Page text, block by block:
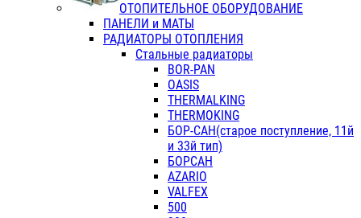
ОТОПИТЕЛЬНОЕ ОБОРУДОВАНИЕ
ПАНЕЛИ и МАТЫ
РАДИАТОРЫ ОТОПЛЕНИЯ
Стальные радиаторы
BOR-PAN
OASIS
THERMALKING
THERMOKING
БОР-САН(старое поступление, 11й
и 33й тип)
БОРСАН
AZARIO
VALFEX
500